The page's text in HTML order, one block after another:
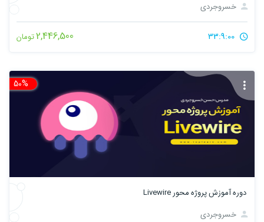
خسروجردی
2,446,500تومان
50%
دوره آموزش پروژه محور Livewire
خسروجردی